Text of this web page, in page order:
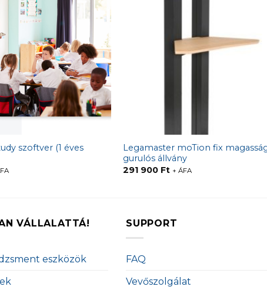
szoftver (1 éves
Legamaster moTion fix
gurulós állvány
291 900 Ft + ÁFA
VÁLLALATTÁ!
eszközök
SUPPORT
FAQ
Vevőszolgálat